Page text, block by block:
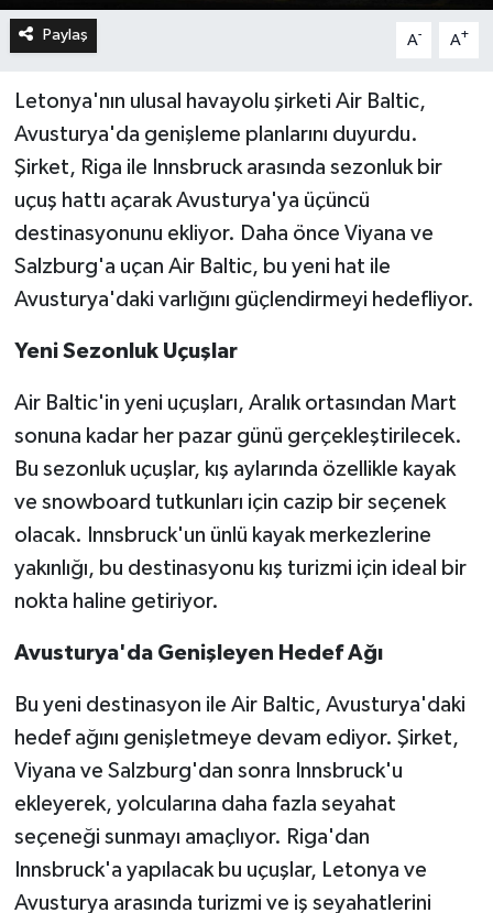
Paylaş A- A+
Letonya'nın ulusal havayolu şirketi Air Baltic,
Avusturya'da genişleme planlarını duyurdu.
Şirket, Riga ile Innsbruck arasında sezonluk bir
uçuş hattı açarak Avusturya'ya üçüncü
destinasyonunu ekliyor. Daha önce Viyana ve
Salzburg'a uçan Air Baltic, bu yeni hat ile
Avusturya'daki varlığını güçlendirmeyi hedefliyor.
Yeni Sezonluk Uçuşlar
Air Baltic'in yeni uçuşları, Aralık ortasından Mart
sonuna kadar her pazar günü gerçekleştirilecek.
Bu sezonluk uçuşlar, kış aylarında özellikle kayak
ve snowboard tutkunları için cazip bir seçenek
olacak. Innsbruck'un ünlü kayak merkezlerine
yakınlığı, bu destinasyonu kış turizmi için ideal bir
nokta haline getiriyor.
Avusturya'da Genişleyen Hedef Ağı
Bu yeni destinasyon ile Air Baltic, Avusturya'daki
hedef ağını genişletmeye devam ediyor. Şirket,
Viyana ve Salzburg'dan sonra Innsbruck'u
ekleyerek, yolcularına daha fazla seyahat
seçeneği sunmayı amaçlıyor. Riga'dan
Innsbruck'a yapılacak bu uçuşlar, Letonya ve
Avusturya arasında turizmi ve iş seyahatlerini